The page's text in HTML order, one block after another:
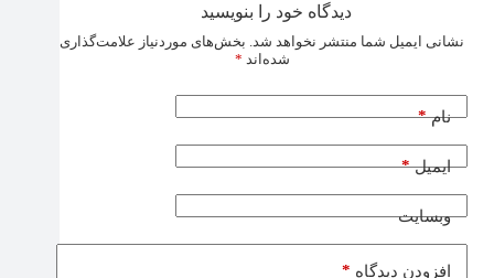
دیدگاه خود را بنویسید
نشانی ایمیل شما منتشر نخواهد شد. بخش‌های موردنیاز علامت‌گذاری
شده‌اند *
نام*
ایمیل*
وبسایت
افزودن دیدگاه *